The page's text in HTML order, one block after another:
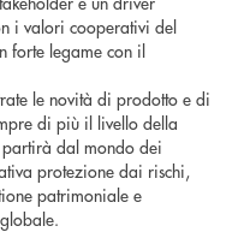
i valori cooperativi del
forte legame con il
le novità di prodotto e di
di più il livello della
partirà dal mondo dei
protezione dai rischi,
patrimoniale e